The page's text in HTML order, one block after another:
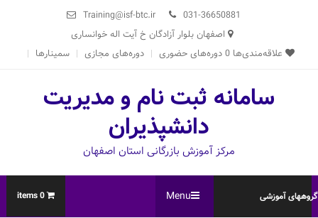
content
031-36650881
Training@isf-btc.ir
اصفهان بلوار آزادگان خ آیت اله خوانساری
علاقه‌مندی‌ها 0دوره‌های حضوری دوره‌های مجازی سمینارها
سامانه ثبت نام و مدیریت
دانشپذیران
مرکز آموزش بازرگانی استان اصفهان
گروههای آموزشی Menu
0 items